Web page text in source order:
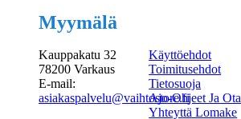
Myymälä
Kauppakatu 32
78200 Varkaus
E-mail:
asiakaspalvelu@vaihtostore.fi
Käyttöehdot
Toimitusehdot
Tietosuoja
Ajo-Ohjeet Ja Ota
Yhteyttä Lomake